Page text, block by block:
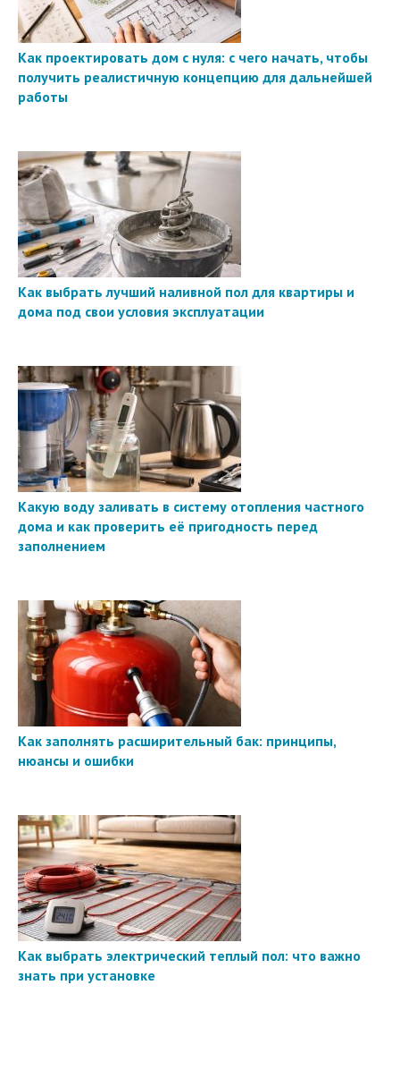
Как проектировать дом с нуля: с чего начать, чтобы
получить реалистичную концепцию для дальнейшей
работы
Как выбрать лучший наливной пол для квартиры и
дома под свои условия эксплуатации
Какую воду заливать в систему отопления частного
дома и как проверить её пригодность перед
заполнением
Как заполнять расширительный бак: принципы,
нюансы и ошибки
Как выбрать электрический теплый пол: что важно
знать при установке